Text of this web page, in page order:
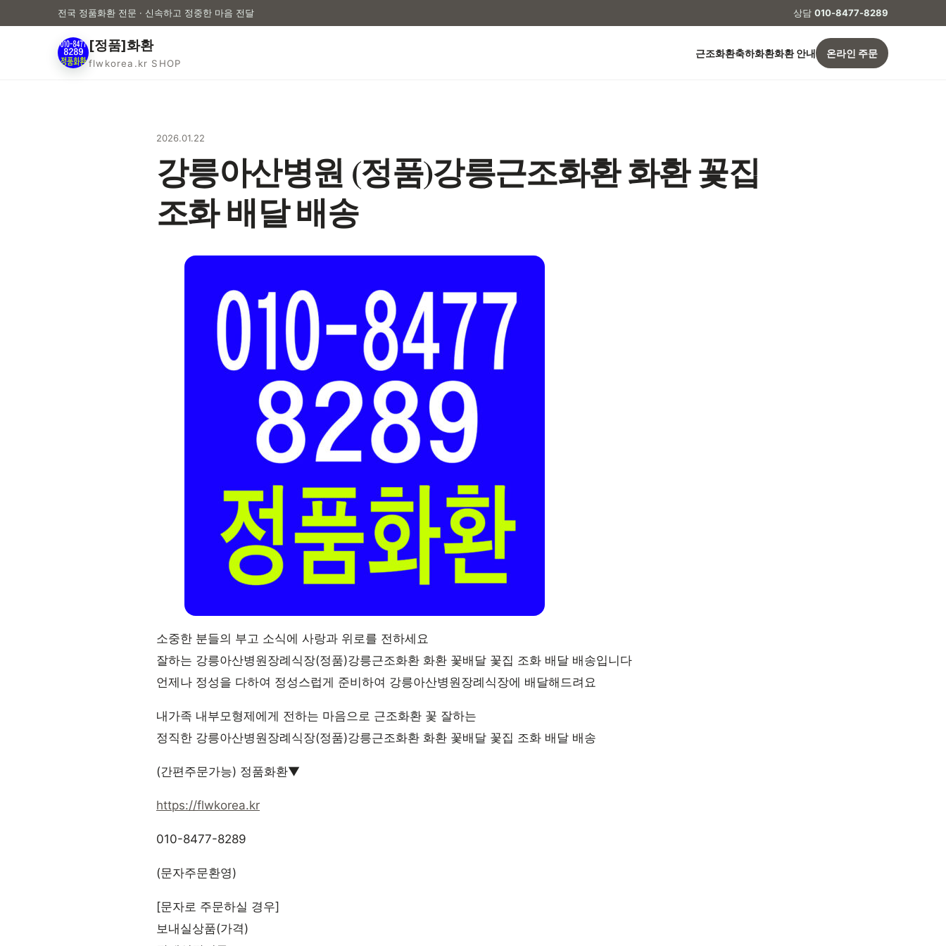
전국 정품화환 전문 · 신속하고 정중한 마음 전달 상담 010-8477-8289
[정품]화환
flwkorea.kr SHOP
근조화환축하화환화환 안내 온라인 주문
2026.01.22
강릉아산병원 (정품)강릉근조화환 화환 꽃집
조화 배달 배송
소중한 분들의 부고 소식에 사랑과 위로를 전하세요
잘하는 강릉아산병원장례식장(정품)강릉근조화환 화환 꽃배달 꽃집 조화 배달 배송입니다
언제나 정성을 다하여 정성스럽게 준비하여 강릉아산병원장례식장에 배달해드려요
내가족 내부모형제에게 전하는 마음으로 근조화환 꽃 잘하는
정직한 강릉아산병원장례식장(정품)강릉근조화환 화환 꽃배달 꽃집 조화 배달 배송
(간편주문가능) 정품화환▼
https://flwkorea.kr
010-8477-8289
(문자주문환영)
[문자로 주문하실 경우]
보내실상품(가격)